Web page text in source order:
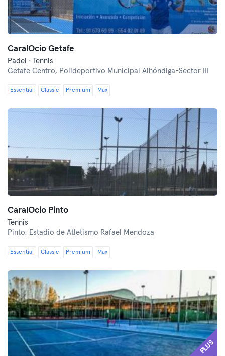
CaralOcio Getafe
Padel · Tennis
Getafe Centro, Polideportivo Municipal Alhóndiga-Sector III
Essential Classic Premium Max
CaralOcio Pinto
Tennis
Pinto, Estadio de Atletismo Rafael Mendoza
Essential Classic Premium Max
PLUS